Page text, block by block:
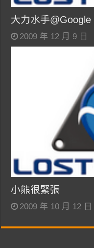
大力水手@Google
2009 年 12 月 9 日
小熊很緊張
2009 年 10 月 12 日